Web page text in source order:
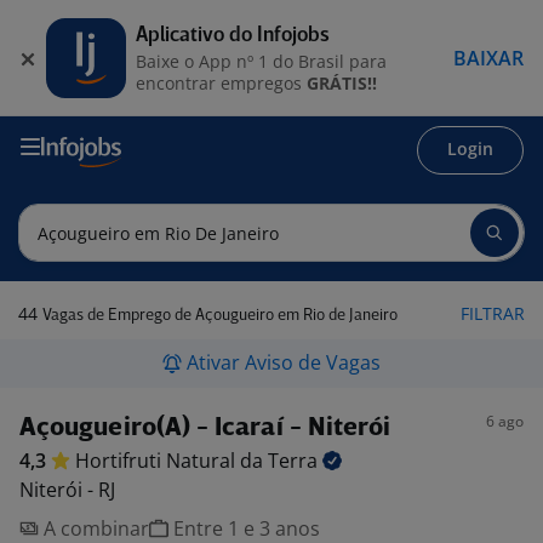
Login
44 Vagas de Emprego de Açougueiro em Rio de Janeiro FILTRAR
Ativar Aviso de Vagas
Açougueiro(A) - Icaraí - Niterói 6 ago
4,3 Hortifruti Natural da Terra
Niterói - RJ
A combinar
Entre 1 e 3 anos
Aplicativo do Infojobs
Baixe o App nº 1 do Brasil para
encontrar empregos GRÁTIS!!
BAIXAR